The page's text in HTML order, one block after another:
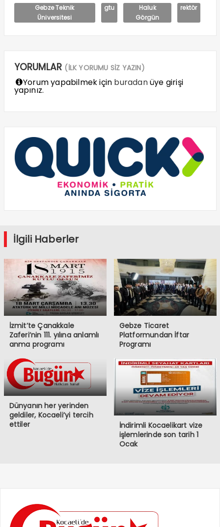
Gebze Teknik
Üniversitesi
gtu
Haluk
Görgün
rektör
YORUMLAR (İLK YORUMU SİZ YAZIN)
Yorum yapabilmek için buradanüye girişi
yapınız.
İlgili Haberler
İzmit’te Çanakkale
Zaferi’nin 111. yılına anlamlı
anma programı
Gebze Ticaret
Platformundan İftar
Programı
Dünyanın her yerinden
geldiler, Kocaeli’yi tercih
ettiler
İndirimli Kocaelikart vize
işlemlerinde son tarih 1
Ocak